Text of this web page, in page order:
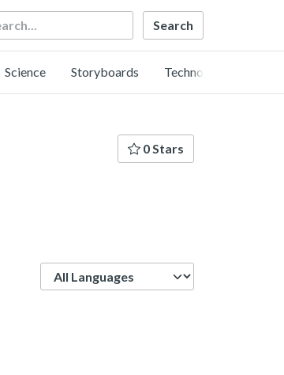
Science Storyboards Technology
0 Stars